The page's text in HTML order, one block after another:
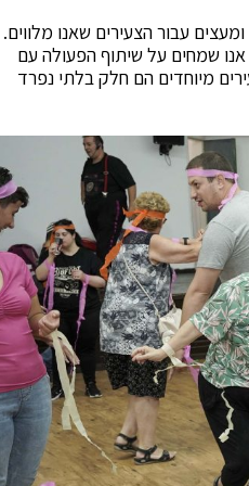
עבור הצעירים שאנו מלווים.
שמחים על שיתוף הפעולה עם
מיוחדים הם חלק בלתי נפרד